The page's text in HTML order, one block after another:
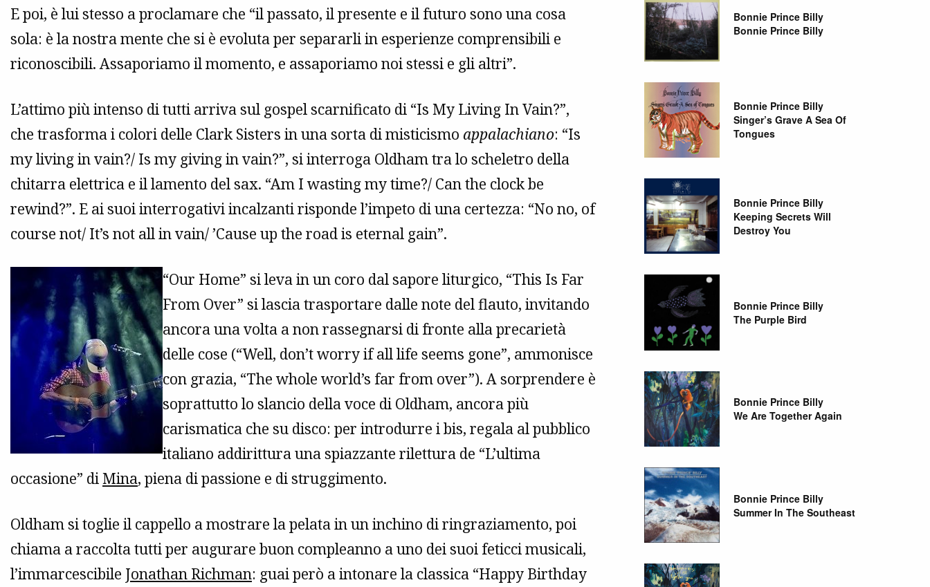
E poi, è lui stesso a proclamare che “il passato, il presente e il futuro sono una cosa
sola: è la nostra mente che si è evoluta per separarli in esperienze comprensibili e
riconoscibili. Assaporiamo il momento, e assaporiamo noi stessi e gli altri”.
L’attimo più intenso di tutti arriva sul gospel scarnificato di “Is My Living In Vain?”,
che trasforma i colori delle Clark Sisters in una sorta di misticismo appalachiano: “Is
my living in vain?/ Is my giving in vain?”, si interroga Oldham tra lo scheletro della
chitarra elettrica e il lamento del sax. “Am I wasting my time?/ Can the clock be
rewind?”. E ai suoi interrogativi incalzanti risponde l’impeto di una certezza: “No no, of
course not/ It’s not all in vain/ ’Cause up the road is eternal gain”.
“Our Home” si leva in un coro dal sapore liturgico, “This Is Far
From Over” si lascia trasportare dalle note del flauto, invitando
ancora una volta a non rassegnarsi di fronte alla precarietà
delle cose (“Well, don’t worry if all life seems gone”, ammonisce
con grazia, “The whole world’s far from over”). A sorprendere è
soprattutto lo slancio della voce di Oldham, ancora più
carismatica che su disco: per introdurre i bis, regala al pubblico
italiano addirittura una spiazzante rilettura de “L’ultima
occasione” diMina, piena di passione e di struggimento.
Oldham si toglie il cappello a mostrare la pelata in un inchino di ringraziamento, poi
chiama a raccolta tutti per augurare buon compleanno a uno dei suoi feticci musicali,
l’immarcescibile Jonathan Richman: guai però a intonare la classica “Happy Birthday
Bonnie Prince Billy
Bonnie Prince Billy
Bonnie Prince Billy
Singer’s Grave A Sea Of
Tongues
Bonnie Prince Billy
Keeping Secrets Will
Destroy You
Bonnie Prince Billy
The Purple Bird
Bonnie Prince Billy
We Are Together Again
Bonnie Prince Billy
Summer In The Southeast